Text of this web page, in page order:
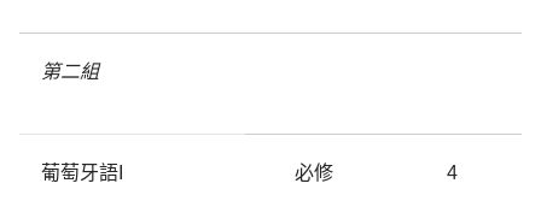
第二組
葡萄牙語I 必修 4